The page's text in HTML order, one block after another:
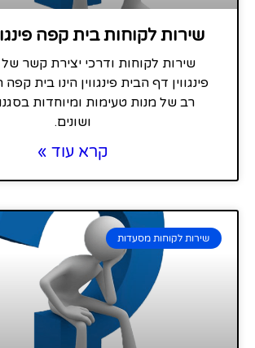
שירות לקוחות בית קפה
שירות לקוחות ודרכי יצירת קשר
פינגווין דף הבית פינגווין הינו בית
רב של מנות טעימות ומיוחדות
ושונים.
קרא עוד »
שירות לקוחות מסעדות